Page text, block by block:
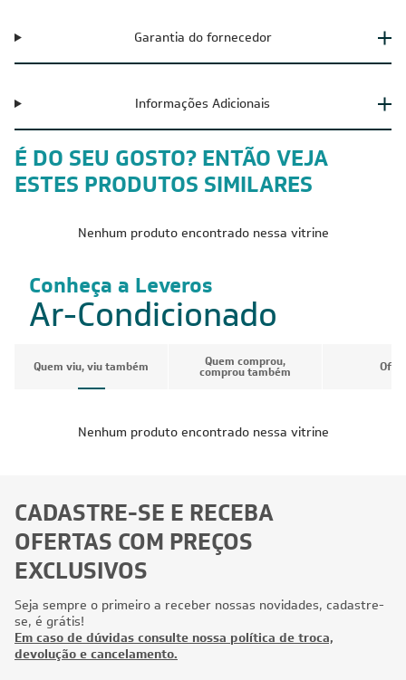
Garantia do fornecedor
Informações Adicionais
É DO SEU GOSTO? ENTÃO VEJA
ESTES PRODUTOS SIMILARES
Nenhum produto encontrado nessa vitrine
Conheça a Leveros
Ar-Condicionado
Quem viu, viu também Quem comprou,
comprou também
Nenhum produto encontrado nessa vitrine
CADASTRE-SE E RECEBA
OFERTAS COM PREÇOS
EXCLUSIVOS
Seja sempre o primeiro a receber nossas novidades, cadastre-
se, é grátis!
Em caso de dúvidas consulte nossa política de troca,
devolução e cancelamento.